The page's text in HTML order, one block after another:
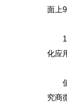
面上
12
化应
值
究商